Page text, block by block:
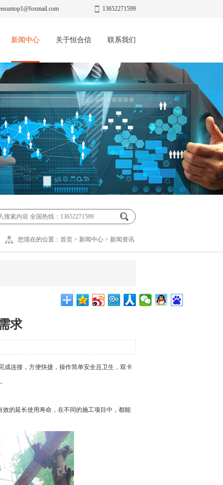
13652271599
新闻中心 关于恒合信 联系我们
您现在的位置： 首页 > 新闻中心 > 新闻资讯
求
连接，方便快捷，操作简单安全且卫生，双卡
的延长使用寿命，在不同的施工项目中，都能